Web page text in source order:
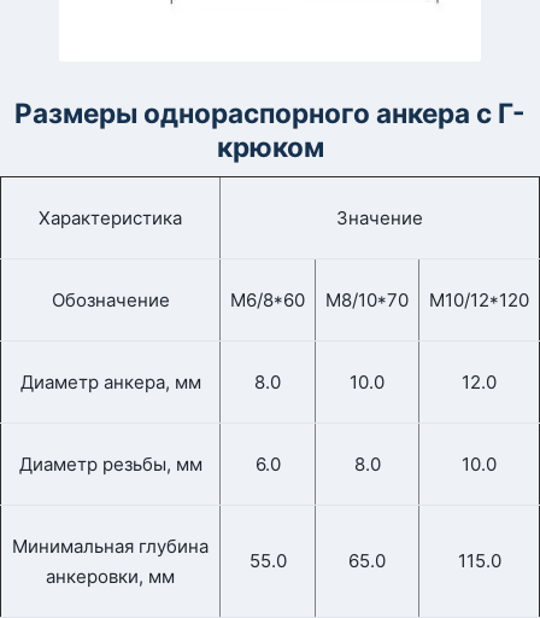
Размеры однораспорного анкера с Г-
крюком
Характеристика Значение
Обозначение М6/8*60 М8/10*70 М10/12*120
Диаметр анкера, мм 8.0 10.0 12.0
Диаметр резьбы, мм 6.0 8.0 10.0
Минимальная глубина
анкеровки, мм
55.0 65.0 115.0